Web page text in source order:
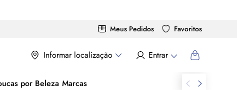
Meus Pedidos Favoritos
Informar localização Entrar
por Beleza Marcas